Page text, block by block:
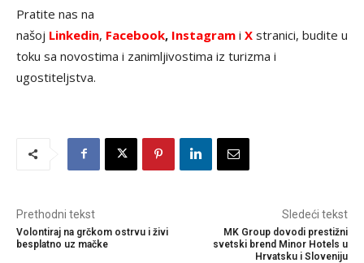
Pratite nas na
našoj Linkedin, Facebook, Instagram i X stranici, budite u
toku sa novostima i zanimljivostima iz turizma i
ugostiteljstva.
Prethodni tekst
Volontiraj na grčkom ostrvu i živi
besplatno uz mačke
Sledeći tekst
MK Group dovodi prestižni
svetski brend Minor Hotels u
Hrvatsku i Sloveniju